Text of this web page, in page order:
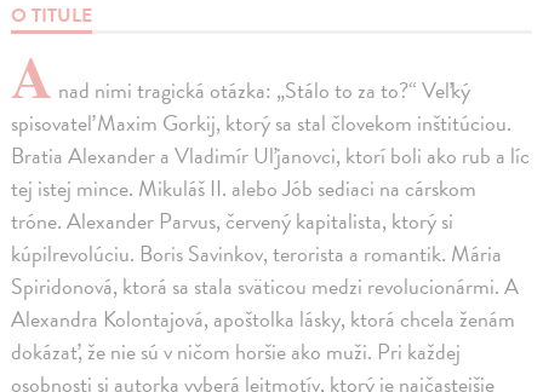
O TITULE
A nad nimi tragická otázka: „Stálo to za to?“ Veľký
spisovateľ Maxim Gorkij, ktorý sa stal človekom inštitúciou.
Bratia Alexander a Vladimír Uľjanovci, ktorí boli ako rub a líc
tej istej mince. Mikuláš II. alebo Jób sediaci na cárskom
tróne. Alexander Parvus, červený kapitalista, ktorý si
kúpilrevolúciu. Boris Savinkov, terorista a romantik. Mária
Spiridonová, ktorá sa stala sväticou medzi revolucionármi. A
Alexandra Kolontajová, apoštolka lásky, ktorá chcela ženám
dokázať, že nie sú v ničom horšie ako muži. Pri každej
osobnosti si autorka vyberá leitmotív, ktorý je najčastejšie